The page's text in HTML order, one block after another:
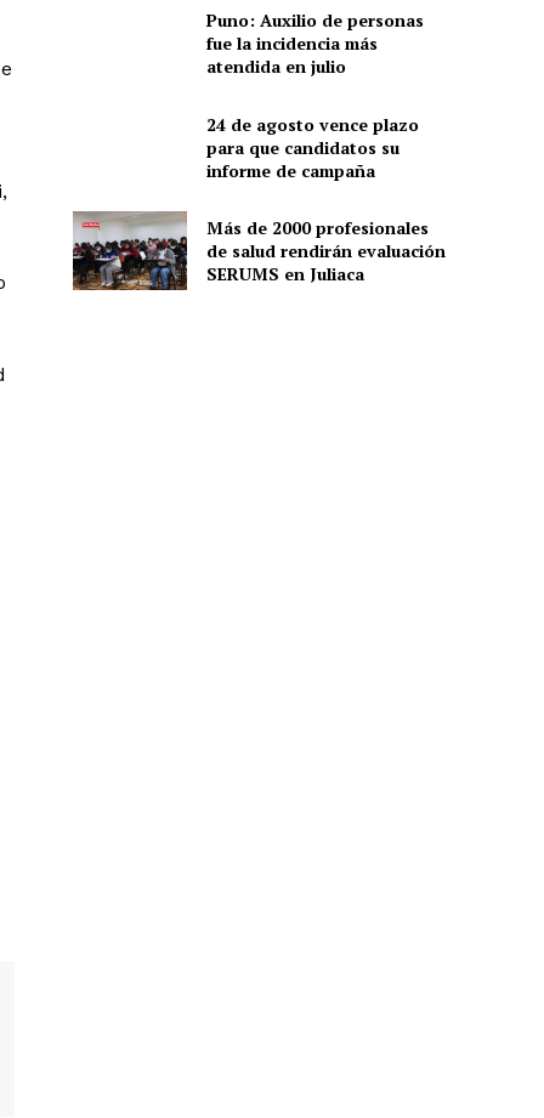
Puno: Auxilio de personas
fue la incidencia más
atendida en julio
24 de agosto vence plazo
para que candidatos su
informe de campaña
Más de 2000 profesionales
de salud rendirán evaluación
SERUMS en Juliaca